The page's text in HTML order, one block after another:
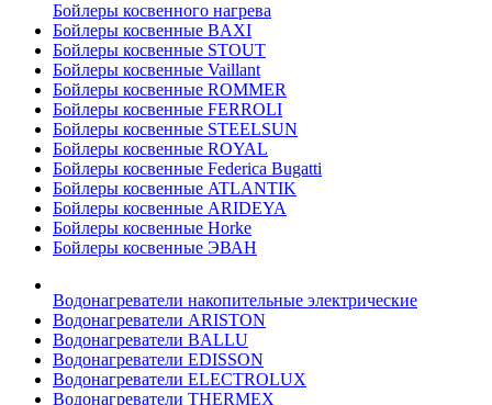
Бойлеры косвенного нагрева
Бойлеры косвенные BAXI
Бойлеры косвенные STOUT
Бойлеры косвенные Vaillant
Бойлеры косвенные ROMMER
Бойлеры косвенные FERROLI
Бойлеры косвенные STEELSUN
Бойлеры косвенные ROYAL
Бойлеры косвенные Federica Bugatti
Бойлеры косвенные ATLANTIK
Бойлеры косвенные ARIDEYA
Бойлеры косвенные Horke
Бойлеры косвенные ЭВАН
Водонагреватели накопительные электрические
Водонагреватели ARISTON
Водонагреватели BALLU
Водонагреватели EDISSON
Водонагреватели ELECTROLUX
Водонагреватели THERMEX